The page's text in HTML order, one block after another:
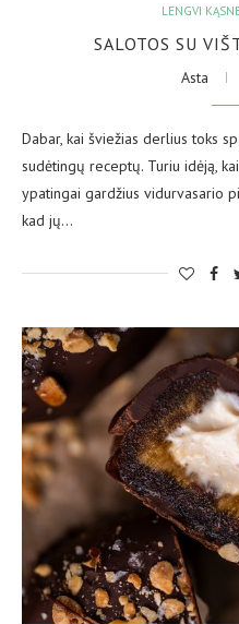
LENGVI
SALOTOS SU
Asta
Dabar, kai šviežias derlius toks
sudėtingų receptų. Turiu idėją,
ypatingai gardžius vidurvasario
kad jų…